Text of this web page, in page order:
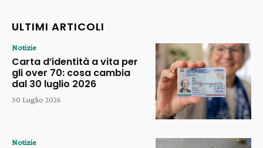
ULTIMI ARTICOLI
Notizie
Carta d’identità a vita per
gli over 70: cosa cambia
dal 30 luglio 2026
30 Luglio 2026
Notizie